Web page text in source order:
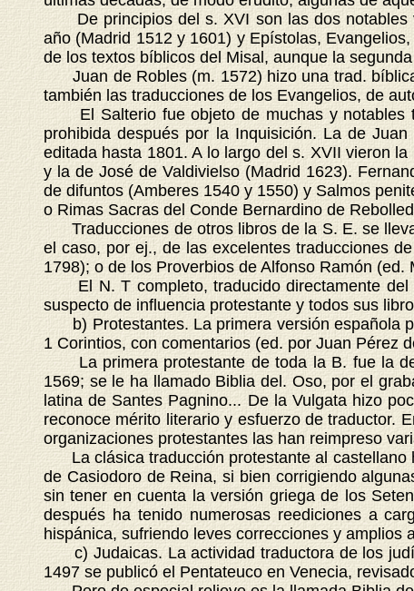
De principios del s. XVI son las dos notables
año (Madrid 1512 y 1601) y Epístolas,
de los textos bíblicos del Misal, aunque la
Juan de Robles (m. 1572) hizo una trad.
también las traducciones de los Evangelios, de
El Salterio fue objeto de muchas y notables
prohibida después por la Inquisición. La de
editada hasta 1801. A lo largo del s. XVII vieron
y la de José de Valdivielso (Madrid 1623).
de difuntos (Amberes 1540 y 1550) y Salmos
o Rimas Sacras del Conde Bernardino de
Traducciones de otros libros de la S. E. se
el caso, por ej., de las excelentes traducciones
1798); o de los Proverbios de Alfonso Ramón
El N. T completo, traducido directamente del
suspecto de influencia protestante y todos sus
b) Protestantes. La primera versión española
1 Corintios, con comentarios (ed. por Juan Pérez
La primera protestante de toda la B. fue la de
1569; se le ha llamado Biblia del. Oso, por el
latina de Santes Pagnino... De la Vulgata hizo
reconoce mérito literario y esfuerzo de traductor.
organizaciones protestantes las han reimpreso
La clásica traducción protestante al castellano
de Casiodoro de Reina, si bien corrigiendo
sin tener en cuenta la versión griega de los
después ha tenido numerosas reediciones a
hispánica, sufriendo leves correcciones y amplios
c) Judaicas. La actividad traductora de los
1497 se publicó el Pentateuco en Venecia,